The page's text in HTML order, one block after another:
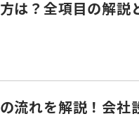
は？全項目の解説
流れを解説！会社